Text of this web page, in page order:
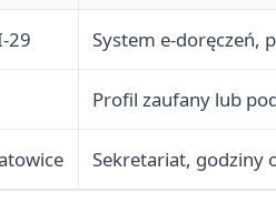
29 System e-doręczeń,
Profil zaufany lub
Sekretariat, godziny